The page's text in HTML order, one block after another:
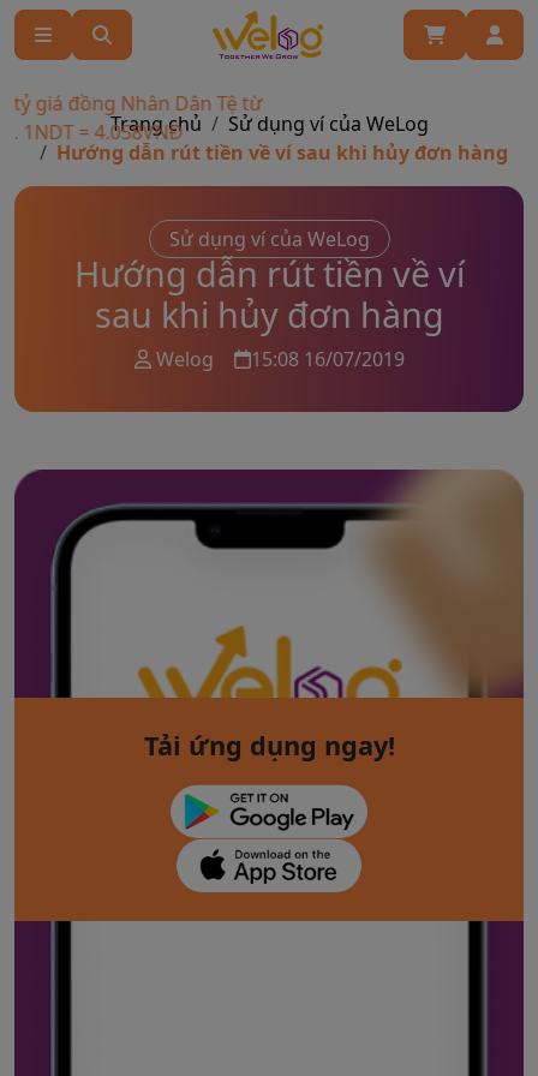
giá đồng Nhân Dân Tệ từ
= 4.058VNĐ
Trang chủ
Sử dụng ví của WeLog
Hướng dẫn rút tiền về ví sau khi hủy đơn hàng
Sử dụng ví của WeLog
Hướng dẫn rút tiền về ví
sau khi hủy đơn hàng
Welog 15:08 16/07/2019
Tải ứng dụng ngay!